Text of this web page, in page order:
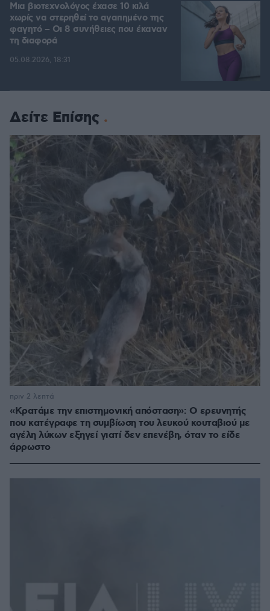
Μια βιοτεχνολόγος έχασε 10 κιλά
χωρίς να στερηθεί το αγαπημένο της
φαγητό – Οι 8 συνήθειες που έκαναν
τη διαφορά
05.08.2026, 18:31
Δείτε Επίσης
«Κρατάμε την επιστημονική απόσταση»: Ο ερευνητής
που κατέγραφε τη συμβίωση του λευκού κουταβιού με
αγέλη λύκων εξηγεί γιατί δεν επενέβη, όταν το είδε
άρρωστο
πριν 2 λεπτά